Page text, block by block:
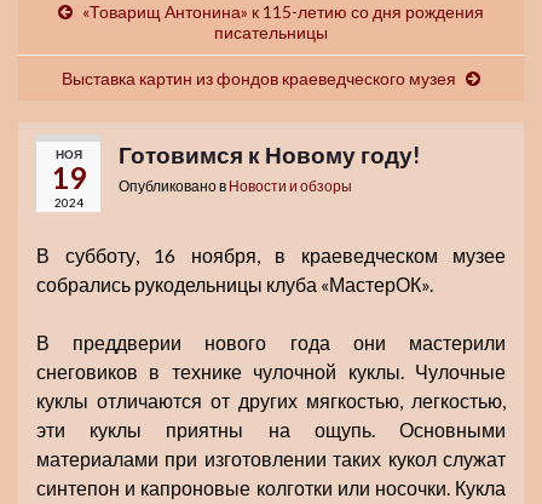
«Товарищ Антонина» к 115-летию со дня рождения
писательницы
Выставка картин из фондов краеведческого музея
НОЯ
19
2024
Готовимся к Новому году!
Опубликовано в Новости и обзоры
В субботу, 16 ноября, в краеведческом музее
собрались рукодельницы клуба «МастерОК».
В преддверии нового года они мастерили
снеговиков в технике чулочной куклы. Чулочные
куклы отличаются от других мягкостью, легкостью,
эти куклы приятны на ощупь. Основными
материалами при изготовлении таких кукол служат
синтепон и капроновые колготки или носочки. Кукла